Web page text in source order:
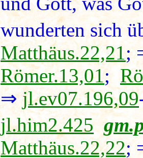
wunderten sich
Matthäus.22,21;
Römer.13,01;
⇒jl.ev07.196,09
jl.him2.425
Matthäus.22,22;